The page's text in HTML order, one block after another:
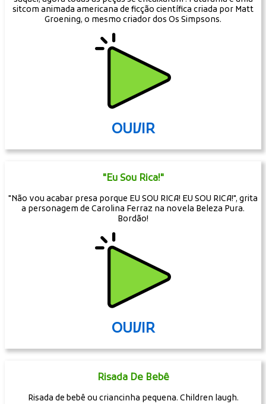
sitcom animada americana de ficção científica criada por Matt
Groening, o mesmo criador dos Os Simpsons.
OUVIR
"Eu Sou Rica!"
"Não vou acabar presa porque EU SOU RICA! EU SOU RICA!", grita
a personagem de Carolina Ferraz na novela Beleza Pura.
Bordão!
OUVIR
Risada De Bebê
Risada de bebê ou criancinha pequena. Children laugh.